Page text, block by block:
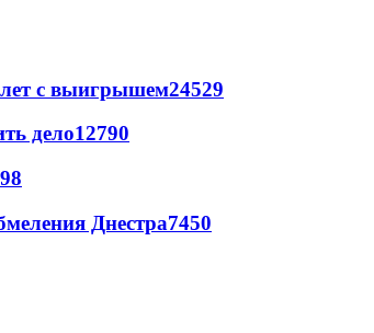
с выигрышем24529
дело12790
Днестра7450